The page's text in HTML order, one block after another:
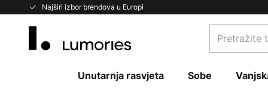
Najširi izbor brendova u Europi
Skip
Pretražite
trgovinu...
Unutarnja rasvjeta Sobe